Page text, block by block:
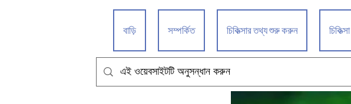
বাড়ি সম্পর্কিত চিকিত্সার তথ্য শুরু করুন